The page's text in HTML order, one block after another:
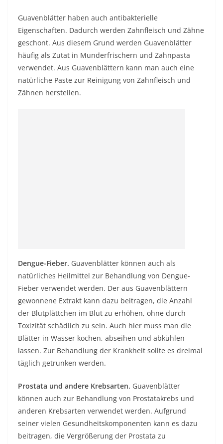
Guavenblätter haben auch antibakterielle
Eigenschaften. Dadurch werden Zahnfleisch und Zähne
geschont. Aus diesem Grund werden Guavenblätter
häufig als Zutat in Munderfrischern und Zahnpasta
verwendet. Aus Guavenblättern kann man auch eine
natürliche Paste zur Reinigung von Zahnfleisch und
Zähnen herstellen.
Dengue-Fieber. Guavenblätter können auch als
natürliches Heilmittel zur Behandlung von Dengue-
Fieber verwendet werden. Der aus Guavenblättern
gewonnene Extrakt kann dazu beitragen, die Anzahl
der Blutplättchen im Blut zu erhöhen, ohne durch
Toxizität schädlich zu sein. Auch hier muss man die
Blätter in Wasser kochen, abseihen und abkühlen
lassen. Zur Behandlung der Krankheit sollte es dreimal
täglich getrunken werden.
Prostata und andere Krebsarten. Guavenblätter
können auch zur Behandlung von Prostatakrebs und
anderen Krebsarten verwendet werden. Aufgrund
seiner vielen Gesundheitskomponenten kann es dazu
beitragen, die Vergrößerung der Prostata zu